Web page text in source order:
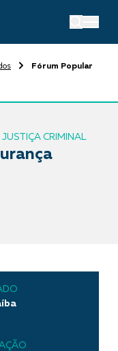
Fórum Popular
CRIMINAL